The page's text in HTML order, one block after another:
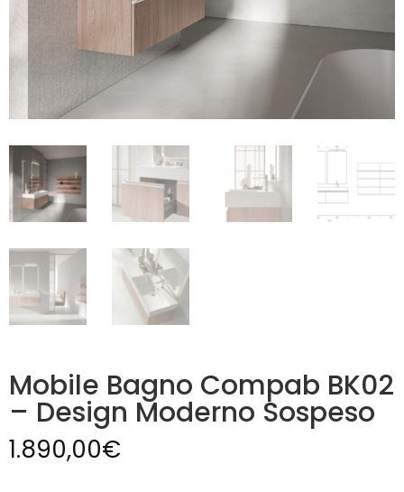
Mobile Bagno Compab BK02
– Design Moderno Sospeso
1.890,00€